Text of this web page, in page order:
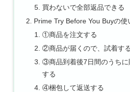
買わないで全部返品できる
Prime Try Before You Buyの使
①商品を注文する
②商品が届くので、試着する
③商品到着後7日間のうちに
する
④梱包して返送する